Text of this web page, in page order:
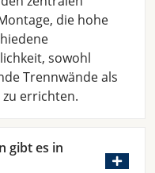
die hohe
sowohl
Trennwände als
errichten.
gibt es in